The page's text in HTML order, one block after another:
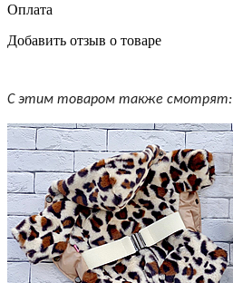
Оплата
Добавить отзыв о товаре
С этим товаром также смотрят: